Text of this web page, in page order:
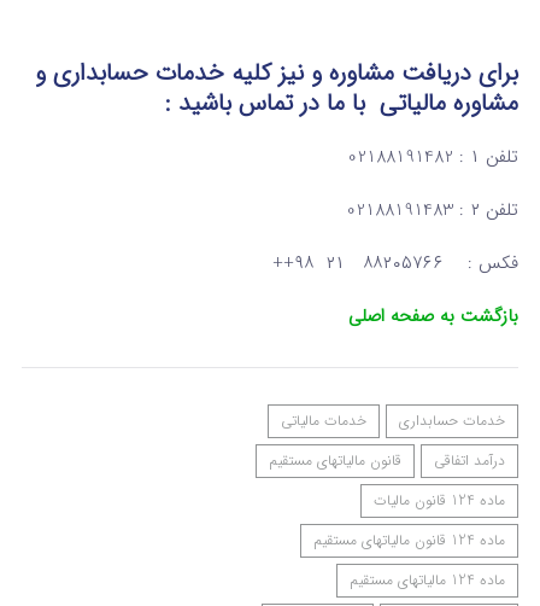
برای دریافت مشاوره و نیز کلیه خدمات حسابداری و
مشاوره مالیاتیبا ما در تماسباشید :
تلفن ۱ : 02188191482
تلفن ۲ : 02188191483
فکس : ۸۸۲۰۵۷۶۶ ۲۱ ۹۸++
بازگشت به صفحه اصلی
خدمات حسابداری
خدمات مالیاتی
درآمد اتفاقی
قانون مالیاتهای مستقیم
ماده 124 قانون مالیات
ماده 124 قانون مالیاتهای مستقیم
ماده 124 مالیاتهای مستقیم